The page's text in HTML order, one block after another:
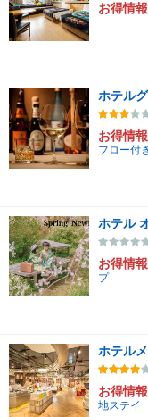
お得情報
ホテル
お得情報
フロー付
ホテル
お得情報
プ
ホテル
お得情報
地ステイ